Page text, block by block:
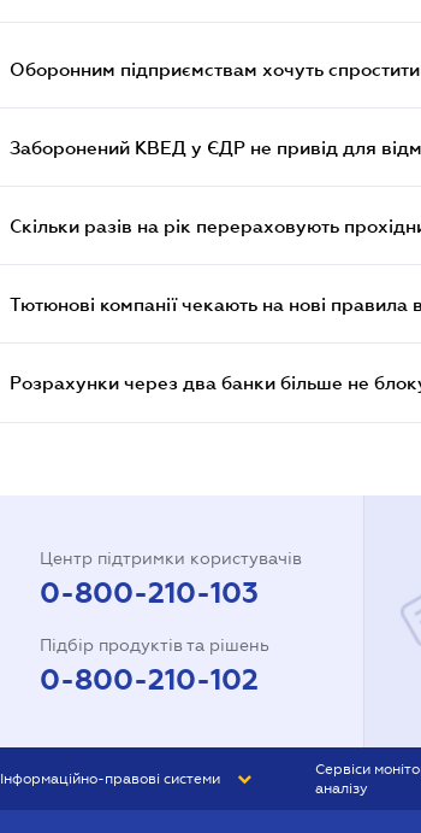
Оборонним підприємствам хочуть
Заборонений КВЕД у ЄДР не привід для
Скільки разів на рік перераховують
Тютюнові компанії чекають на нові правила
Розрахунки через два банки більше не
Центр підтримки користувачів
0-800-210-103
Підбір продуктів та рішень
0-800-210-102
Інформаційно-правові системи
Сервіси
аналізу